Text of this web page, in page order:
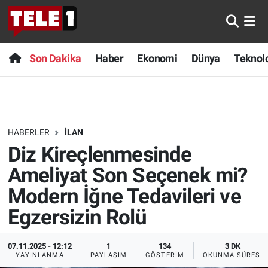
Son Dakika Haber Ekonomi Dünya
HABERLER İLAN
Diz Kireçlenmesinde
Ameliyat Son Seçenek mi?
Modern İğne Tedavileri ve
Egzersizin Rolü
07.11.2025 - 12:12
YAYINLANMA
1
PAYLAŞIM
134
GÖSTERIM
3 DK
OKUNMA SÜRESI
Anında Manşet
Başka Sohbetler
Bilim turu
Bilim ve Teknoloji Evreni
Doğa Konuşuyor
Dünya
Ege Saati
Son Dakika
Haber
Dünya
Teknoloji
Sağlık
Spor
Yayın Akışı
Nöbetçi Eczaneler
Hava Durumu
Trafik Durumu
Süper Lig Puan Durumu ve Fikstür
Tüm Manşetler
Son Dakika Haberleri
Haber Arşivi